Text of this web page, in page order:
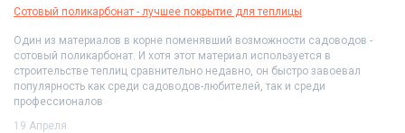
Сотовый поликарбонат - лучшее покрытие для теплицы
Один из материалов в корне поменявший возможности садоводов -
сотовый поликарбонат. И хотя этот материал используется в
строительстве теплиц сравнительно недавно, он быстро завоевал
популярность как среди садоводов-любителей, так и среди
профессионалов
19 Апреля